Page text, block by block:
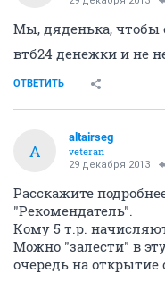
Мы, дяденька, чтобы
втб24 денежки и не
ОТВЕТИТЬ
A
altairseg
veteran
29 декабря 2013
Расскажите
"Рекомендатель".
Кому 5 т.р.
Можно "залести" в
очередь на